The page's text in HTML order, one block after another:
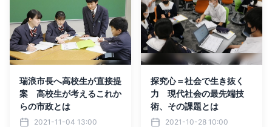
瑞浪市長へ高校生が直接提
案 高校生が考えるこれか
らの市政とは
2021-11-04 13:00
探究心＝社会で生き抜く
力 現代社会の最先端技
術、その課題とは
2021-10-28 10:00